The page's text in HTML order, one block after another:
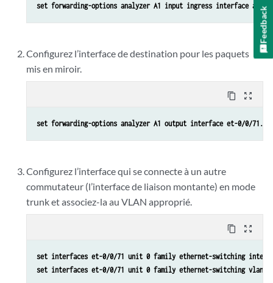
set forwarding-options analyzer A1 input ingress interface ae1.0
Configurez l’interface de destination pour les paquets
mis en miroir.
content_copy zoom_out_map
set forwarding-options analyzer A1 output interface et-0/0/71.0
Configurez l’interface qui se connecte à un autre
commutateur (l’interface de liaison montante) en mode
trunk et associez-la au VLAN approprié.
content_copy zoom_out_map
set interfaces et-0/0/71 unit 0 family ethernet-switching
set interfaces et-0/0/71 unit 0 family ethernet-switching vlan
Feedback